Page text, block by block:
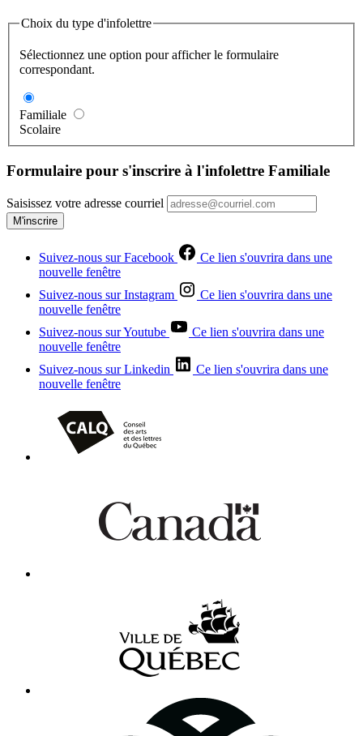
Choix du type d'infolettre
Sélectionnez une option pour afficher le formulaire
correspondant.
Familiale
Scolaire
Formulaire pour s'inscrire à l'infolettre Familiale
Saisissez votre adresse courriel
M'inscrire
Suivez-nous sur Facebook
Ce lien s'ouvrira dans une
nouvelle fenêtre
Suivez-nous sur Instagram
Ce lien s'ouvrira dans une
nouvelle fenêtre
Suivez-nous sur Youtube
Ce lien s'ouvrira dans une
nouvelle fenêtre
Suivez-nous sur Linkedin
Ce lien s'ouvrira dans une
nouvelle fenêtre